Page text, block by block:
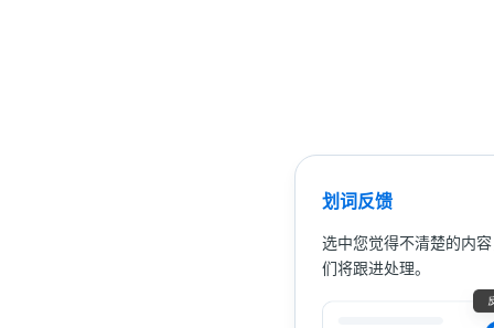
划词反馈
选中您觉得不清楚的内
们将跟进处理。